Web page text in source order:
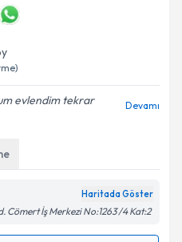
evlendim tekrar
Devamı
Haritada Göster
Cömert İş Merkezi No:1263 /4 Kat:2